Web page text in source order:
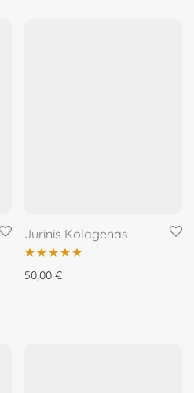
Jūrinis Kolagenas
Įvertinimas:
50,00 €